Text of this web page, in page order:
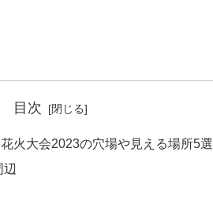
目次
火大会2023の穴場や見える場所5選
辺